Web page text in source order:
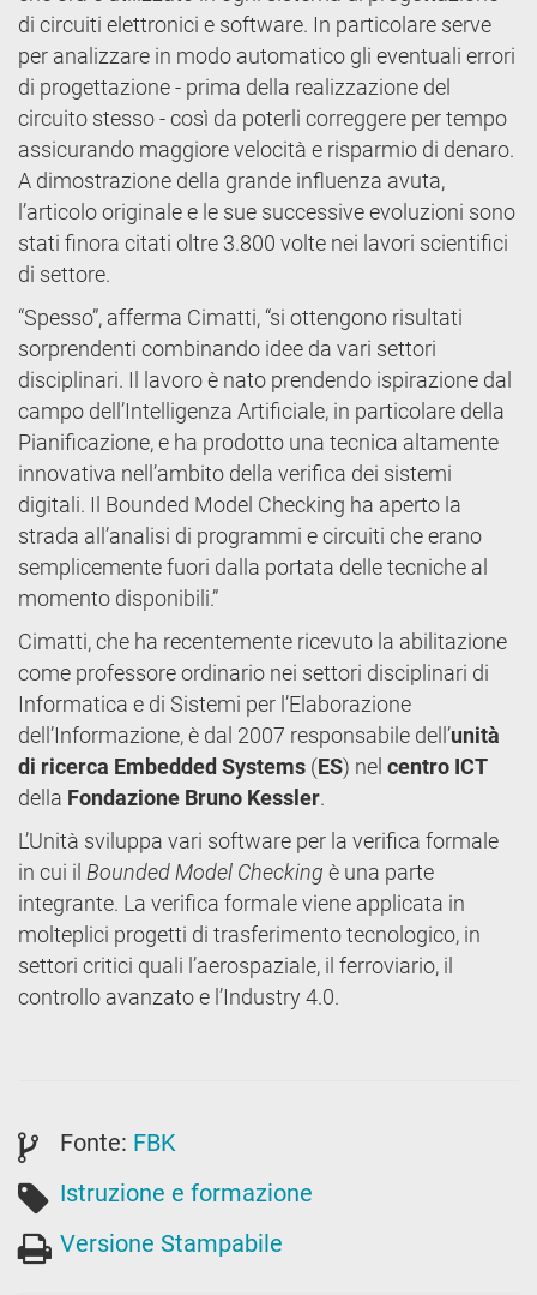
di circuiti elettronici e software. In particolare serve
per analizzare in modo automatico gli eventuali errori
di progettazione - prima della realizzazione del
circuito stesso - così da poterli correggere per tempo
assicurando maggiore velocità e risparmio di denaro.
A dimostrazione della grande influenza avuta,
l’articolo originale e le sue successive evoluzioni sono
stati finora citati oltre 3.800 volte nei lavori scientifici
di settore.
“Spesso”, afferma Cimatti, “si ottengono risultati
sorprendenti combinando idee da vari settori
disciplinari. Il lavoro è nato prendendo ispirazione dal
campo dell’Intelligenza Artificiale, in particolare della
Pianificazione, e ha prodotto una tecnica altamente
innovativa nell’ambito della verifica dei sistemi
digitali. Il Bounded Model Checking ha aperto la
strada all’analisi di programmi e circuiti che erano
semplicemente fuori dalla portata delle tecniche al
momento disponibili.”
Cimatti, che ha recentemente ricevuto la abilitazione
come professore ordinario nei settori disciplinari di
Informatica e di Sistemi per l’Elaborazione
dell’Informazione, è dal 2007 responsabile dell’unità
di ricerca Embedded Systems (ES) nel centro ICT
della Fondazione Bruno Kessler.
L’Unità sviluppa vari software per la verifica formale
in cui il Bounded Model Checking è una parte
integrante. La verifica formale viene applicata in
molteplici progetti di trasferimento tecnologico, in
settori critici quali l’aerospaziale, il ferroviario, il
controllo avanzato e l’Industry 4.0.
Fonte: FBK
Istruzione e formazione
Versione Stampabile